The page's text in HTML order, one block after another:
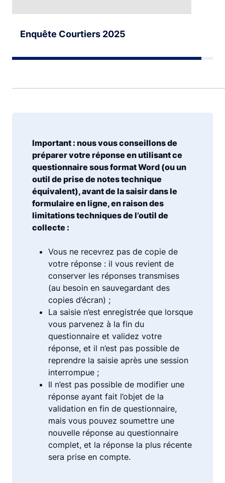
Enquête Courtiers 2025
Important : nous vous conseillons de
préparer votre réponse en utilisant ce
questionnaire sous format Word (ou un
outil de prise de notes technique
équivalent), avant de la saisir dans le
formulaire en ligne, en raison des
limitations techniques de l’outil de
collecte :
Vous ne recevrez pas de copie de
votre réponse : il vous revient de
conserver les réponses transmises
(au besoin en sauvegardant des
copies d’écran) ;
La saisie n’est enregistrée que lorsque
vous parvenez à la fin du
questionnaire et validez votre
réponse, et il n’est pas possible de
reprendre la saisie après une session
interrompue ;
Il n’est pas possible de modifier une
réponse ayant fait l’objet de la
validation en fin de questionnaire,
mais vous pouvez soumettre une
nouvelle réponse au questionnaire
complet, et la réponse la plus récente
sera prise en compte.